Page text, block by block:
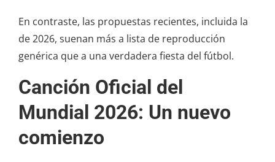
En contraste, las propuestas recientes, incluida la
de 2026, suenan más a lista de reproducción
genérica que a una verdadera fiesta del fútbol.
Canción Oficial del
Mundial 2026: Un nuevo
comienzo